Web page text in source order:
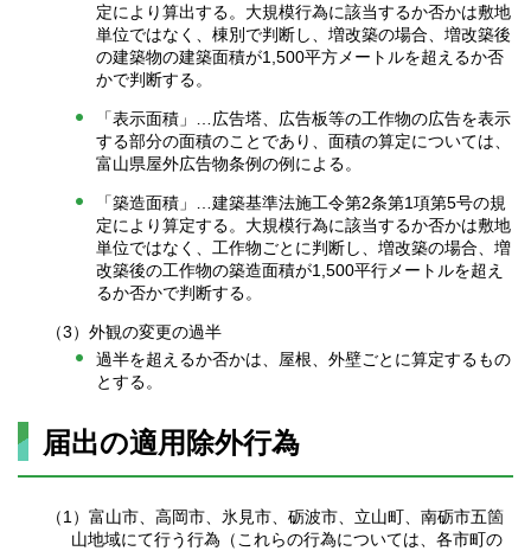
定により算出する。大規模行為に該当するか否かは敷地
単位ではなく、棟別で判断し、増改築の場合、増改築後
の建築物の建築面積が1,500平方メートルを超えるか否
かで判断する。
「表示面積」…広告塔、広告板等の工作物の広告を表示
する部分の面積のことであり、面積の算定については、
富山県屋外広告物条例の例による。
「築造面積」…建築基準法施工令第2条第1項第5号の規
定により算定する。大規模行為に該当するか否かは敷地
単位ではなく、工作物ごとに判断し、増改築の場合、増
改築後の工作物の築造面積が1,500平行メートルを超え
るか否かで判断する。
（3）外観の変更の過半
過半を超えるか否かは、屋根、外壁ごとに算定するもの
とする。
届出の適用除外行為
（1）富山市、高岡市、氷見市、砺波市、立山町、南砺市五箇
山地域にて行う行為（これらの行為については、各市町の